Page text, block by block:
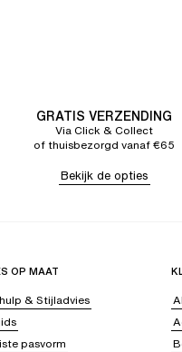
GRATIS VERZENDING
Via Click & Collect
of thuisbezorgd vanaf €65
Bekijk de opties
OP MAAT
& Stijladvies
pasvorm